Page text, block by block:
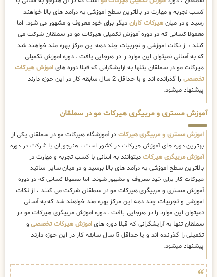
کسب تجربه و مهارت در بالاترین سطح اموزشی به درآمد های بالا خواهند
رسید و در میان هیرکات کاران دیگر برای خود معروف و مشهور می شود. اما
معمولا کسانی که در دوره آموزش تکمیلی هیرکات مو در سملقان شرکت می
کنند ، از نکات اموزشی و تجربیات چند دهه این مرکز بهره مند خواهند شد
که به آسانی نمیتوان این موارد را در هرجایی یافت . دوره اموزش تکمیلی
هیرکات مو در سملقان بتنها به آرایشگرانی که قبلا دوره های اموزش هیرکات
تخصصی
را گذرانده اند و یا حداقل 2 سال سابقه کار در این حوزه دارند
پیشنهاد میشود.
آموزش مستری و مربیگری هیرکات مو در سملقان
اموزش مستری و مربیگری هیرکات در آموزشگاه هیرکات مو در سملقان یکی از
بهترین دوره های آموزش هیرکات در کشور است ، هنرجویان با شرکت در دوره
آموزش مربیگری هیرکات میتوانند به اسانی با کسب تجربه و مهارت در
بالاترین سطح اموزشی به درآمد های بالا برسید و در میان سایر اساتید
هیرکات کار برای خود معروف و مشهور شوند. اما معمولا کسانی که در دوره
آموزش مستری و مربیگری هیرکات مو در سملقان شرکت می کنند ، از نکات
اموزشی و تجربیات چند دهه این مرکز بهره مند خواهند شد که به آسانی
نمیتوان این موارد را در هرجایی یافت . دوره اموزش مربیگری هیرکات مو در
سملقان تنها به آرایشگرانی که قبلا دوره های اموزش هیرکات تخصصی و
تکمیلی را گذرانده اند و یا حداقل 5 سال سابقه کار در این حوزه دارند
پیشنهاد میشود.